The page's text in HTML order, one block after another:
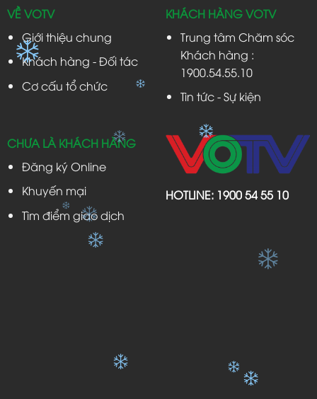
VỀ VOTV
Giới thiệu chung
Khách hàng - Đối tác
Cơ cấu tổ chức
KHÁCH HÀNG VOTV
Trung tâm Chăm sóc
Khách hàng :
1900.54.55.10
Tin tức - Sự kiện
CHƯA LÀ KHÁCH HÀNG
Đăng ký Online
Khuyến mại
Tìm điểm giao dịch
HOTLINE: 1900 54 55 10